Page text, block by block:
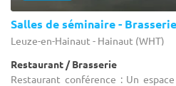
Salles de séminaire -
Leuze-en-Hainaut - Hainaut (WHT)
Restaurant / Brasserie
Restaurant conférence : Un